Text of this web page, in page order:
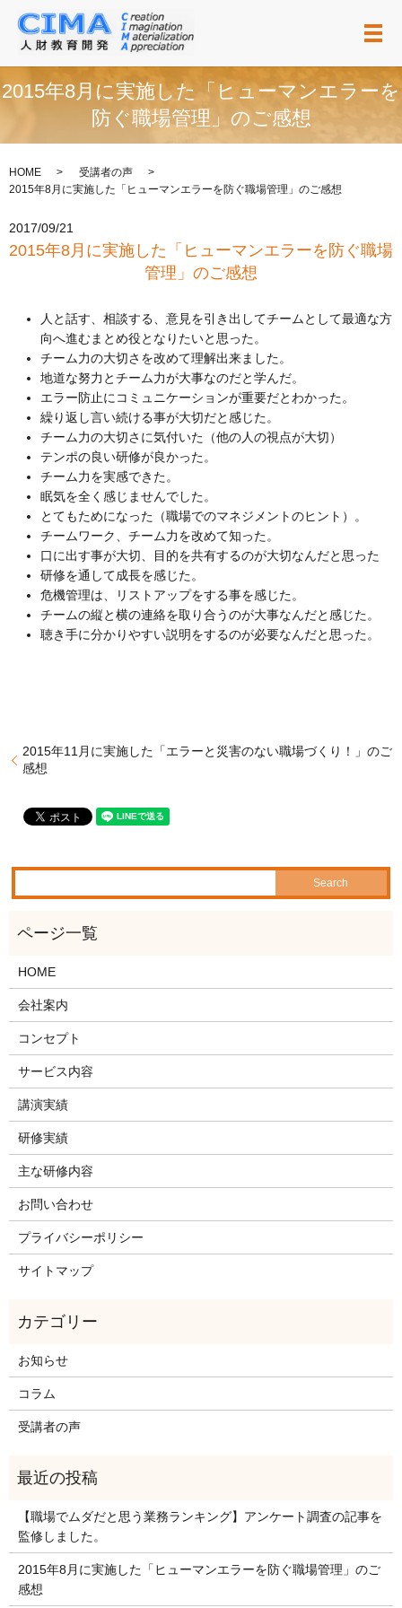
メ
2015年8月に実施した「ヒューマンエラーを
防ぐ職場管理」のご感想
HOME
受講者の声
2015年8月に実施した「ヒューマンエラーを防ぐ職場管理」のご感想
2017/09/21
2015年8月に実施した「ヒューマンエラーを防ぐ職場
管理」のご感想
人と話す、相談する、意見を引き出してチームとして最適な方
向へ進むまとめ役となりたいと思った。
チーム力の大切さを改めて理解出来ました。
地道な努力とチーム力が大事なのだと学んだ。
エラー防止にコミュニケーションが重要だとわかった。
繰り返し言い続ける事が大切だと感じた。
チーム力の大切さに気付いた（他の人の視点が大切）
テンポの良い研修が良かった。
チーム力を実感できた。
眠気を全く感じませんでした。
とてもためになった（職場でのマネジメントのヒント）。
チームワーク、チーム力を改めて知った。
口に出す事が大切、目的を共有するのが大切なんだと思った
研修を通して成長を感じた。
危機管理は、リストアップをする事を感じた。
チームの縦と横の連絡を取り合うのが大事なんだと感じた。
聴き手に分かりやすい説明をするのが必要なんだと思った。
2015年11月に実施した「エラーと災害のない職場づくり！」のご
感想
HOME
会社案内
コンセプト
サービス内容
講演実績
研修実績
主な研修内容
お問い合わせ
プライバシーポリシー
サイトマップ
お知らせ
コラム
受講者の声
【職場でムダだと思う業務ランキング】アンケート調査の記事を
監修しました。
2015年8月に実施した「ヒューマンエラーを防ぐ職場管理」のご
感想